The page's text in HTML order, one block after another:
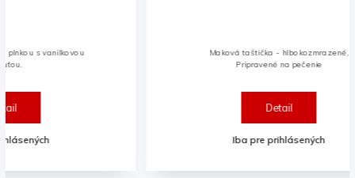
Maková taštička - hlbokozmrazené,